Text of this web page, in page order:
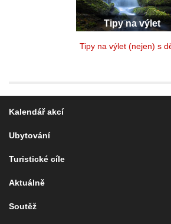
Tipy na výlet
Tipy na výlet (nejen) s
Kalendář akcí
Ubytování
Turistické cíle
Aktuálně
Soutěž